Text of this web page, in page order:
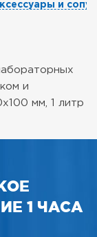
и
и
мм, 1 литр
1 ЧАСА